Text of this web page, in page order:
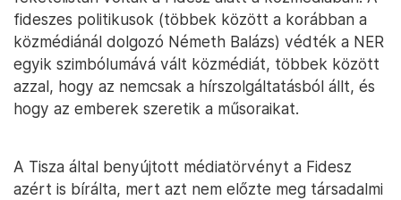
fideszes politikusok (többek között a korábban a
közmédiánál dolgozó Németh Balázs) védték a NER
egyik szimbólumává vált közmédiát, többek között
azzal, hogy az nemcsak a hírszolgáltatásból állt, és
hogy az emberek szeretik a műsoraikat.
A Tisza által benyújtott médiatörvényt a Fidesz
azért is bírálta, mert azt nem előzte meg társadalmi